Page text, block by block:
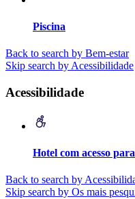
Piscina
Back to search by Bem-estar
Skip search by Acessibilidade
Acessibilidade
Hotel com acesso
Back to search by
Skip search by Os mais